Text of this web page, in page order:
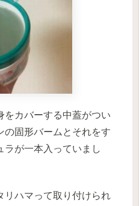
をカバーする中蓋がつい
の固形バームとそれをす
ラが一本入っていまし
リハマって取り付けられ